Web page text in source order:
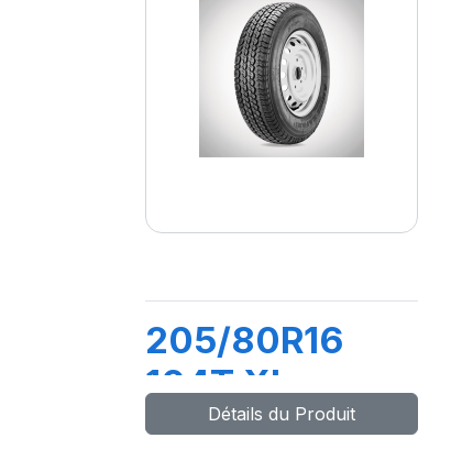
205/80R16
104T XL
SAFARI+
Détails du Produit